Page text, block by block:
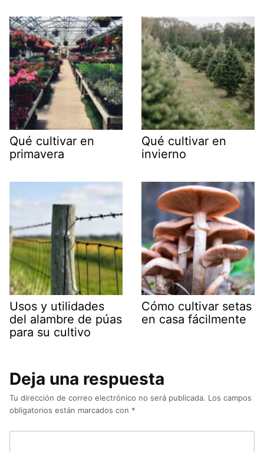
Qué cultivar en
primavera
Qué cultivar en
invierno
Usos y utilidades
del alambre de púas
para su cultivo
Cómo cultivar setas
en casa fácilmente
Deja una respuesta
Tu dirección de correo electrónico no será publicada. Los campos
obligatorios están marcados con *